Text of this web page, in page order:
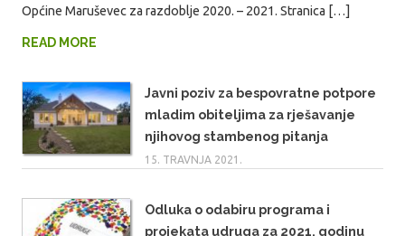
Općine Maruševec za razdoblje 2020. – 2021. Stranica […]
READ MORE
Javni poziv za bespovratne potpore
mladim obiteljima za rješavanje
njihovog stambenog pitanja
15. TRAVNJA 2021.
Odluka o odabiru programa i
projekata udruga za 2021. godinu